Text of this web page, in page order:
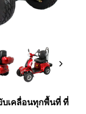
บเคลื่อนทุกพื้นที่ ที่